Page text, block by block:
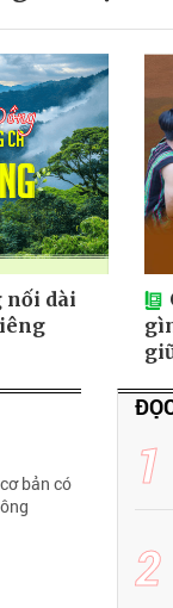
nối dài
bản có
1
2